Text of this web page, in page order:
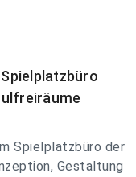
Spielplatzbüro der
Gestaltung